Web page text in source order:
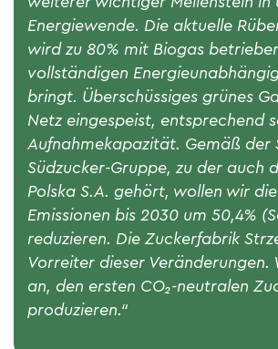
Energiewende. Die aktuelle
wird zu 80% mit Biogas
vollständigen
bringt. Überschüssiges grünes
Netz eingespeist, entsprechend
Aufnahmekapazität. Gemäß der
Südzucker-Gruppe, zu der auch
Polska S.A. gehört, wollen wir die
Emissionen bis 2030 um 50,4%
reduzieren. Die Zuckerfabrik
Vorreiter dieser Veränderungen.
an, den ersten CO₂-neutralen
produzieren.“